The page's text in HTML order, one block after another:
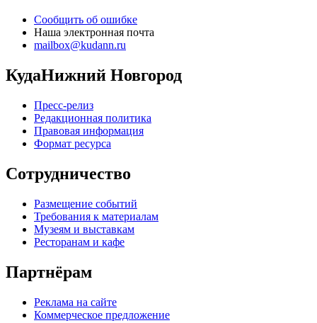
Сообщить об ошибке
Наша электронная почта
mailbox@kudann.ru
КудаНижний Новгород
Пресс-релиз
Редакционная политика
Правовая информация
Формат ресурса
Сотрудничество
Размещение событий
Требования к материалам
Музеям и выставкам
Ресторанам и кафе
Партнёрам
Реклама на сайте
Коммерческое предложение